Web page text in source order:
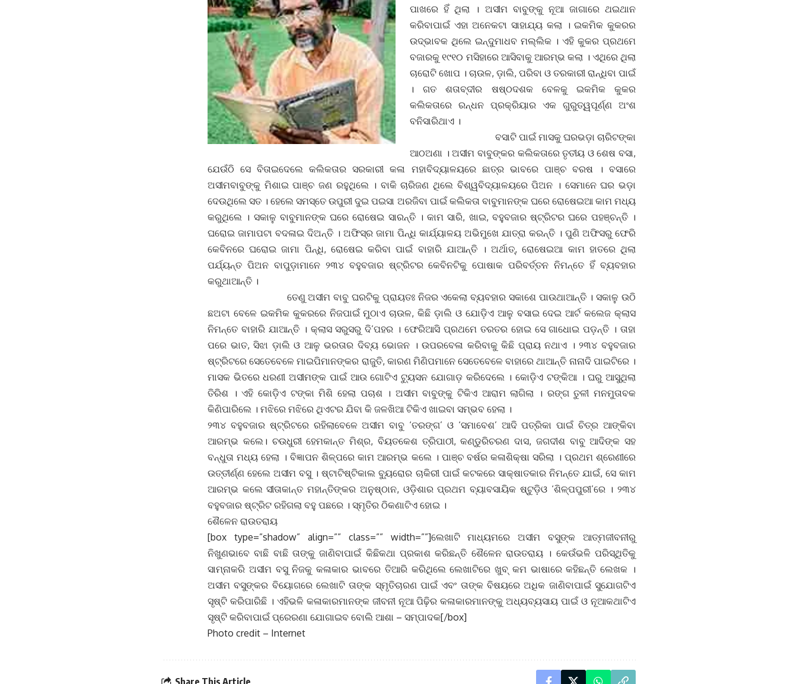
ପାଖରେ ହିଁ ଥିଲା । ଅସୀମ ବାବୁଙ୍କୁ ନୂଆ ଜାଗାରେ ଥଇଥାନ
କରିବାପାଇଁ ଏହା ଅନେକଟା ସାହାଯ୍ୟ କଲା । ଇକମିକ କୁକରର
ଉଦ୍ଭାବକ ଥିଲେ ଇନ୍ଦୁମାଧବ ମଲ୍ଲିକ । ଏହି କୁକର ପ୍ରଥମେ
ବଜାରକୁ ୧୯୧୦ ମସିହାରେ ଆସିବାକୁ ଆରମ୍ଭ କଲା । ଏଥିରେ ଥିଲା
ଚାରୋଟି ଖୋପ । ଚାଉଳ, ଡ଼ାଲି, ପରିବା ଓ ତରକାରୀ ରାନ୍ଧିବା ପାଇଁ
। ଗତ ଶତାବ୍ଦୀର ଷଷ୍ଠଦଶକ ବେଳକୁ ଇକମିକ କୁକର
କଲିକତାରେ ରନ୍ଧନ ପ୍ରକ୍ରିୟାର ଏକ ଗୁରୁତ୍ୱପୂର୍ଣ୍ଣ ଅଂଶ
ବନିସାରିଥାଏ ।
ବସାଟି ପାଇଁ ମାସକୁ ଘରଭଡ଼ା ଚାରିଟଙ୍କା
ଆଠଅଣା । ଅସୀମ ବାବୁଙ୍କର କଲିକତାରେ ତୃତୀୟ ଓ ଶେଷ ବସା,
ଯେଉଁଠି ସେ ବିତାଇଦେଲେ କଲିକତାର ସରକାରୀ କଳା ମହାବିଦ୍ୟାଳୟରେ ଛାତ୍ର ଭାବରେ ପାଞ୍ଚ ବରଷ । ବସାରେ
ଅସୀମବାବୁଙ୍କୁ ମିଶାଇ ପାଞ୍ଚ ଜଣ ରହୁଥିଲେ । ବାକି ଚାରିଜଣ ଥିଲେ ବିଶ୍ୱବିଦ୍ୟାଳୟରେ ପିଅନ । ସେମାନେ ଘର ଭଡ଼ା
ଦେଉଥିଲେ ସତ । ହେଲେ ସମସ୍ତେ ଉପୁରୀ ଦୁଇ ପଇସା ଅରଜିବା ପାଇଁ କଲିକତା ବାବୁମାନଙ୍କ ଘରେ ରୋଷେଇଆ କାମ ମଧ୍ୟ
କରୁଥିଲେ । ସକାଳୁ ବାବୁମାନଙ୍କ ଘରେ ରୋଷେଇ ସାରନ୍ତି । କାମ ସାରି, ଖାଇ, ବହୁବଜାର ଷ୍ଟ୍ରିଟର ଘରେ ପହଞ୍ଚନ୍ତି ।
ଘରୋଇ ଜାମାପଟା ବଦଳାଇ ଦିଅନ୍ତି । ଅଫିସ୍ର ଜାମା ପିନ୍ଧି କାର୍ଯ୍ୟାଳୟ ଅଭିମୁଖେ ଯାତ୍ରା କରନ୍ତି । ପୁଣି ଅଫିସରୁ ଫେରି
କେବିନରେ ଘରୋଇ ଜାମା ପିନ୍ଧି, ରୋଷେଇ କରିବା ପାଇଁ ବାହାରି ଯାଆନ୍ତି । ଅର୍ଥାତ୍, ରୋଷେଇଆ କାମ ହାତରେ ଥିଲା
ପର୍ଯ୍ୟନ୍ତ ପିଅନ ବାପୁଡ଼ାମାନେ ୨୩୪ ବହୁବଜାର ଷ୍ଟ୍ରିଟର କେବିନଟିକୁ ପୋଷାକ ପରିବର୍ତ୍ତନ ନିମନ୍ତେ ହିଁ ବ୍ୟବହାର
କରୁଥାଆନ୍ତି ।
ତେଣୁ ଅସୀମ ବାବୁ ଘରଟିକୁ ପ୍ରାୟତଃ ନିଜର ଏକେଲା ବ୍ୟବହାର ସକାଶେ ପାଉଥାଆନ୍ତି । ସକାଳୁ ଉଠି
ଛଅଟା ବେଳେ ଇକମିକ କୁକରରେ ନିଜପାଇଁ ମୁଠାଏ ଚାଉଳ, କିଛି ଡ଼ାଲି ଓ ଯୋଡ଼ିଏ ଆଳୁ ବସାଇ ଦେଇ ଆର୍ଟ କଲେଜ କ୍ଲାସ
ନିମନ୍ତେ ବାହାରି ଯାଆନ୍ତି । କ୍ଲାସ ସରୁସରୁ ଦି’ପହର । ଫେରିଆସି ପ୍ରଥମେ ତରତର ହୋଇ ସେ ଗାଧୋଇ ପଡ଼ନ୍ତି । ତାହା
ପରେ ଭାତ, ସିଝା ଡ଼ାଲି ଓ ଆଳୁ ଭରତାର ଦିବ୍ୟ ଭୋଜନ । ଉପରବେଳା କରିବାକୁ କିଛି ପ୍ରାୟ ନଥାଏ । ୨୩୪ ବହୁବଜାର
ଷ୍ଟ୍ରିଟରେ ସେତେବେଳେ ମାଇପିମାନଙ୍କର ରାଜୁତି, କାରଣ ମିଣିପମାନେ ସେତେବେଳେ ବାହାରେ ଥାଆନ୍ତି ନାନାଦି ପାଇଟିରେ ।
ମାସକ ଭିତରେ ଧରଣୀ ଅସୀମଙ୍କ ପାଇଁ ଆଉ ଗୋଟିଏ ଟ୍ୟୁସନ ଯୋଗାଡ଼ କରିଦେଲେ । କୋଡ଼ିଏ ଟଙ୍କିଆ । ଘରୁ ଆସୁଥିଲା
ତିରିଶ । ଏହି କୋଡ଼ିଏ ଟଙ୍କା ମିଶି ହେଲା ପଚାଶ । ଅସୀମ ବାବୁଙ୍କୁ ଟିକିଏ ଆରାମ ଲାଗିଲା । ରଙ୍ଗ ତୁଳୀ ମନମୁତାବକ
କିଣିପାରିଲେ । ମଝିରେ ମଝିରେ ଥିଏଟର ଯିବା କି ଜଳଖିଆ ଟିକିଏ ଖାଇବା ସମ୍ଭବ ହେଲା ।
୨୩୪ ବହୁବଜାର ଷ୍ଟ୍ରିଟରେ ରହିଲାବେଳେ ଅସୀମ ବାବୁ ‘ତରଙ୍ଗ’ ଓ ‘ସମାବେଶ’ ଆଦି ପତ୍ରିକା ପାଇଁ ଚିତ୍ର ଆଙ୍କିବା
ଆରମ୍ଭ କଲେ। ଚଉଧୁରୀ ହେମକାନ୍ତ ମିଶ୍ର, ବିୟତକେଶ ତ୍ରିପାଠୀ, କଣ୍ଡୁରିଚରଣ ଦାସ, ଜଗଦୀଶ ବାବୁ ଆଦିଙ୍କ ସହ
ବନ୍ଧୁତା ମଧ୍ୟ ହେଲା । ବିଜ୍ଞାପନ ଶିଳ୍ପରେ କାମ ଆରମ୍ଭ କଲେ । ପାଞ୍ଚ ବର୍ଷର କଳାଶିକ୍ଷା ସରିଲା । ପ୍ରଥମ ଶ୍ରେଣୀରେ
ଉତ୍ତୀର୍ଣ୍ଣ ହେଲେ ଅସୀମ ବସୁ । ଷ୍ଟାଟିଷ୍ଟିକାଲ ବ୍ୟୁରୋର ଚାକିରୀ ପାଇଁ କଟକରେ ସାକ୍ଷାତକାର ନିମନ୍ତେ ଯାଇଁ, ସେ କାମ
ଆରମ୍ଭ କଲେ ସୀତାକାନ୍ତ ମହାନ୍ତିଙ୍କର ଅନୁଷ୍ଠାନ, ଓଡ଼ିଶାର ପ୍ରଥମ ବ୍ୟାବସାୟିକ ଷ୍ଟୁଡ଼ିଓ ‘ଶିଳ୍ପପୁରୀ’ରେ । ୨୩୪
ବହୁବଜାର ଷ୍ଟ୍ରିଟ ରହିଗଲା ବହୁ ପଛରେ । ସ୍ମୃତିର ଠିକଣାଟିଏ ହୋଇ ।
ଶୈଳେନ ରାଉତରାୟ
[box type=”shadow” align=”” class=”” width=””]ଲେଖାଟି ମାଧ୍ୟମରେ ଅସୀମ ବସୁଙ୍କ ଆତ୍ମଜୀବନୀରୁ
ନିଖୁଣଭାବେ ବାଛି ବାଛି ତାଙ୍କୁ ଜାଣିବାପାଇଁ କିଛିକଥା ପ୍ରକାଶ କରିଛନ୍ତି ଶୈଳେନ ରାଉତରାୟ । କେଉଁଭଳି ପରିସ୍ଥିତିକୁ
ସାମ୍ନାକରି ଅସୀମ ବସୁ ନିଜକୁ କଳାକାର ଭାବରେ ତିଆରି କରିଥିଲେ ଲେଖାଟିରେ ଖୁବ୍ କମ ଭାଷାରେ କହିଛନ୍ତି ଲେଖକ ।
ଅସୀମ ବସୁଙ୍କର ବିୟୋଗରେ ଲେଖାଟି ତାଙ୍କ ସ୍ମୃତିଚାରଣ ପାଇଁ ଏବଂ ତାଙ୍କ ବିଷୟରେ ଅଧିକ ଜାଣିବାପାଇଁ ସୁଯୋଗଟିଏ
ସୃଷ୍ଟି କରିପାରିଛି । ଏହିଭଳି କଳାକାରମାନଙ୍କ ଜୀବନୀ ନୂଆ ପିଢ଼ିର କଳାକାରମାନଙ୍କୁ ଅଧ୍ୟବ୍ୟସାୟ ପାଇଁ ଓ ନୂଆକଥାଟିଏ
ସୃଷ୍ଟି କରିବାପାଇଁ ପ୍ରେରଣା ଯୋଗାଇବ ବୋଲି ଆଶା – ସମ୍ପାଦକ[/box]
Photo credit – Internet
Share This Article